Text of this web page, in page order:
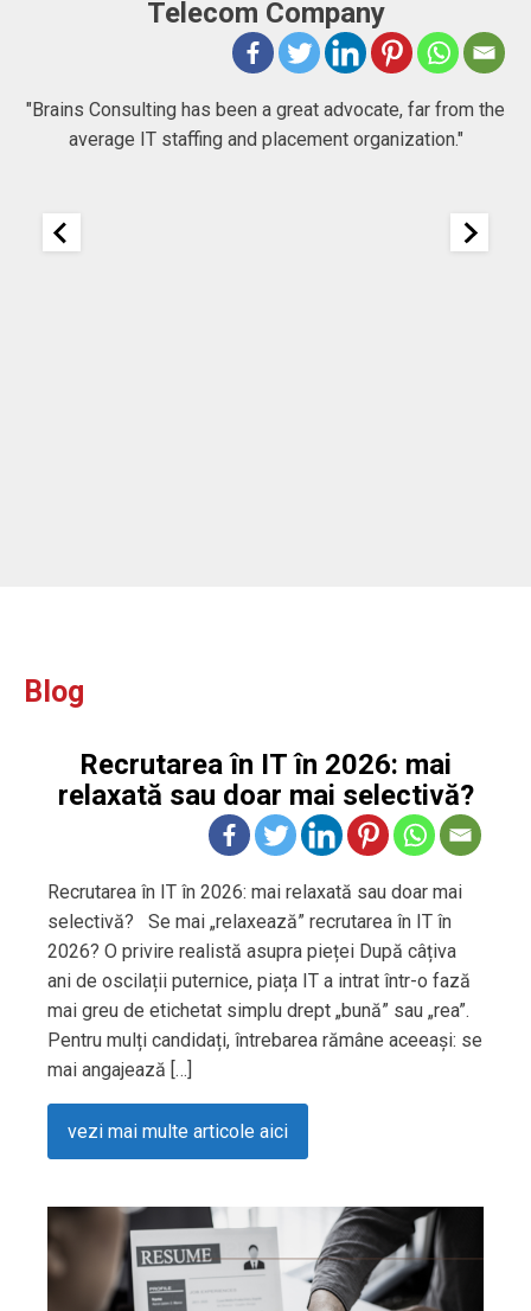
Telecom Company
"Brains Consulting has been a great advocate, far from the
average IT staffing and placement organization."
Blog
Recrutarea în IT în 2026: mai
relaxată sau doar mai selectivă?
Recrutarea în IT în 2026: mai relaxată sau doar mai
selectivă? Se mai „relaxează” recrutarea în IT în
2026? O privire realistă asupra pieței După câțiva
ani de oscilații puternice, piața IT a intrat într-o fază
mai greu de etichetat simplu drept „bună” sau „rea”.
Pentru mulți candidați, întrebarea rămâne aceeași: se
mai angajează […]
vezi mai multe articole aici